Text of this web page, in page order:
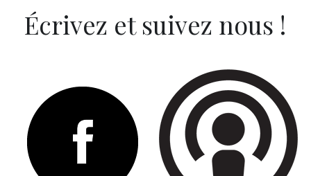
Écrivez et suivez nous !